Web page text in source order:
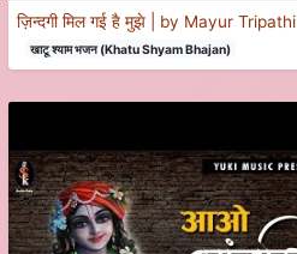
ज़िन्दगी मिल गई है मुझे | by Mayur Tripathi
खाटू श्याम भजन (Khatu Shyam Bhajan)